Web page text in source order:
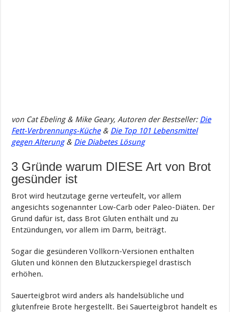
von Cat Ebeling & Mike Geary, Autoren der Bestseller: Die
Fett-Verbrennungs-Küche& Die Top 101 Lebensmittel
gegen Alterung& Die Diabetes Lösung
3 Gründe warum DIESE Art von Brot
gesünder ist
Brot wird heutzutage gerne verteufelt, vor allem
angesichts sogenannter Low-Carb oder Paleo-Diäten. Der
Grund dafür ist, dass Brot Gluten enthält und zu
Entzündungen, vor allem im Darm, beiträgt.
Sogar die gesünderen Vollkorn-Versionen enthalten
Gluten und können den Blutzuckerspiegel drastisch
erhöhen.
Sauerteigbrot wird anders als handelsübliche und
glutenfreie Brote hergestellt. Bei Sauerteigbrot handelt es